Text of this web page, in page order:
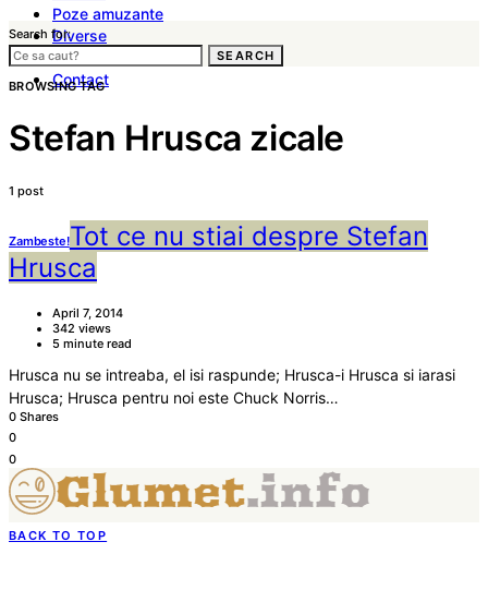
Poze amuzante
Diverse
Trimite materiale
Contact
Search for:
SEARCH
BROWSING TAG
Stefan Hrusca zicale
1 post
Zambeste!Tot ce nu stiai despre Stefan
Hrusca
April 7, 2014
342 views
5 minute read
Hrusca nu se intreaba, el isi raspunde; Hrusca-i Hrusca si iarasi
Hrusca; Hrusca pentru noi este Chuck Norris…
0 Shares
0
0
BACK TO TOP